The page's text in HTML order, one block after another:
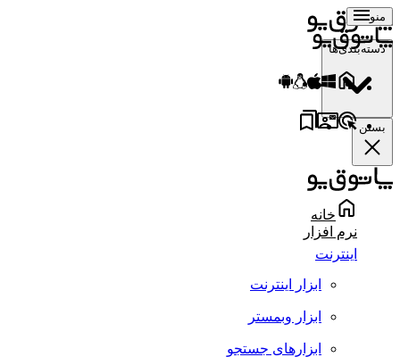
منو
دسته‌بندی‌ها
بستن
خانه
نرم افزار
اینترنت
ابزار اینترنت
ابزار وبمستر
ابزارهای جستجو